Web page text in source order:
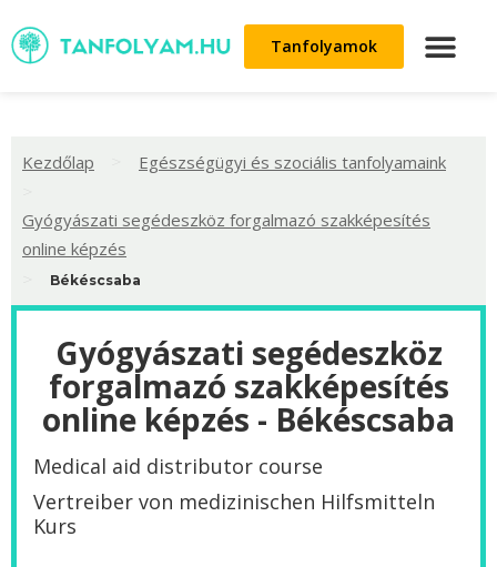
Tanfolyamok
Kezdőlap Egészségügyi és szociális tanfolyamaink
Gyógyászati segédeszköz forgalmazó szakképesítés
online képzés
Békéscsaba
Gyógyászati segédeszköz
forgalmazó szakképesítés
online képzés - Békéscsaba
Medical aid distributor course
Vertreiber von medizinischen Hilfsmitteln
Kurs